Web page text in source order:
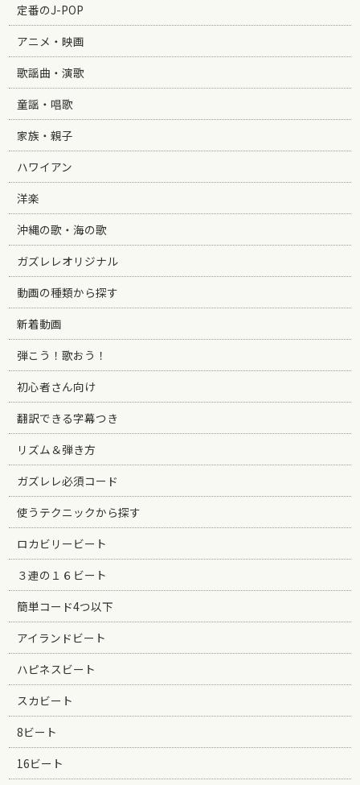
定番のJ-POP
アニメ・映画
歌謡曲・演歌
童謡・唱歌
家族・親子
ハワイアン
洋楽
沖縄の歌・海の歌
ガズレレオリジナル
動画の種類から探す
新着動画
弾こう！歌おう！
初心者さん向け
翻訳できる字幕つき
リズム＆弾き方
ガズレレ必須コード
使うテクニックから探す
ロカビリービート
３連の１６ビート
簡単コード4つ以下
アイランドビート
ハピネスビート
スカビート
8ビート
16ビート